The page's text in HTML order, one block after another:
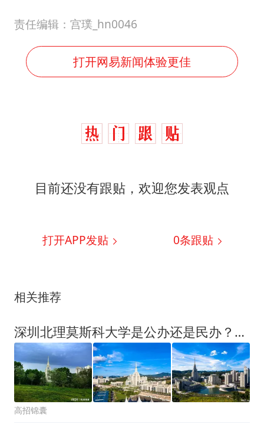
责任编辑：宫璞_hn0046
打开网易新闻体验更佳
目前还没有跟贴，欢迎您发表观点
打开APP发贴 0条跟贴
相关推荐
深圳北理莫斯科大学是公办还是民办？毕业生入职华为腾讯，就业好
高招锦囊